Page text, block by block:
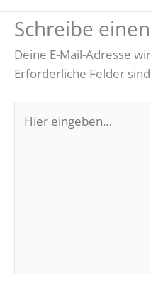
Schreibe
Deine E-Mail-Adresse
Erforderliche Felder
eingeben…